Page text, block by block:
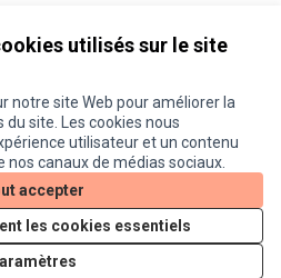
utilisés sur le site
notre site Web pour améliorer la
site. Les cookies nous
utilisateur et un contenu
canaux de médias sociaux.
accepter
les cookies essentiels
Licence
(Lien